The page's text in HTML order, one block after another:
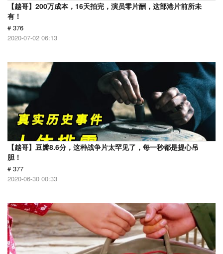
【越哥】200万成本，16天拍完，演员零片酬，这部港片前所未
有！
# 376
2020-07-02 06:13
【越哥】豆瓣8.6分，这种战争片太罕见了，每一秒都是提心吊
胆！
# 377
2020-06-30 00:33